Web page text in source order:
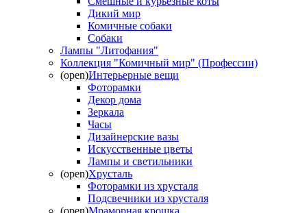
Дикий мир
Комичные собаки
Собаки
Лампы "Литофания"
Коллекция "Комичный мир" (Профессии)
(open)Интерьерные вещи
Фоторамки
Декор дома
Зеркала
Часы
Дизайнерские вазы
Искусственные цветы
Лампы и светильники
(open)Хрусталь
Фоторамки из хрусталя
Подсвечники из хрусталя
(open)Мраморная крошка